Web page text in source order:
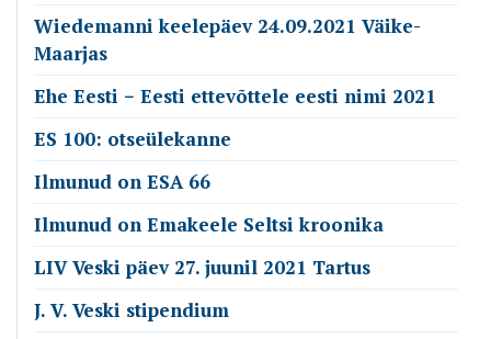
Wiedemanni keelepäev 24.09.2021 Väike-
Maarjas
Ehe Eesti − Eesti ettevõttele eesti nimi 2021
ES 100: otseülekanne
Ilmunud on ESA 66
Ilmunud on Emakeele Seltsi kroonika
LIV Veski päev 27. juunil 2021 Tartus
J. V. Veski stipendium